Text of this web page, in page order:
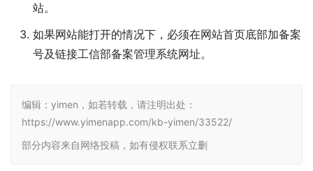
站。
如果网站能打开的情况下，必须在网站首页底部加备案
号及链接工信部备案管理系统网址。
编辑：yimen，如若转载，请注明出处：
https://www.yimenapp.com/kb-yimen/33522/
部分内容来自网络投稿，如有侵权联系立删